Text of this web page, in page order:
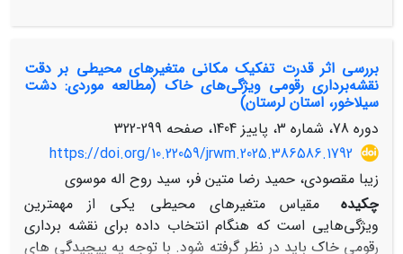
انجام شده است. نمونه‌های خاک از ۱۰۰ نقطه جمع‌آوری،
مکانی شوری خاک با استفاده از مدل RF مدل‌سازی شد. هفت
متغیر محیطی شامل شاخص سبزینگی، شدت تابش پخشیده،
شاخص همواری کف دره، شاخص تفاضلی پوشش گیاهی
نرمال شده، شاخص شوری، شاخص اثر باد و درخشندگی بر
اساس روش جنگل تصادفی از مدل رقومی ارتفاع و داده‌های
ماهوارهی سنتتیل 2 بودند. این مدل با استفاده از ۸۰ درصد از
داده‌ها برای آموزش و ۲۰ درصد برای اعتبارسنجی طراحی شد
و کارایی آن از طریق آماره­های ریشه دوم میانگین مربعات
خطا RMSE))، ضریب تعیین (R²) و ضریب همبستگی تطابق
بررسی اثر قدرت تفکیک مکانی متغیرهای محیطی بر دقت
نقشه‌برداری رقومی ویژگی‌های خاک (مطالعه موردی: دشت
سیلاخور، استان لرستان)
دوره 78، شماره 3، پاییز 1404، صفحه
299-322
https://doi.org/10.22059/jrwm.2025.386586.1792
زیبا مقصودی، حمید رضا متین فر، سید روح اله موسوی
چکیده
مقیاس متغیرهای محیطی یکی از مهمترین
ویژگی‌هایی است که هنگام انتخاب داده برای نقشه برداری
رقومی خاک باید در نظر گرفته شود. با توجه یه پیچیدگی های